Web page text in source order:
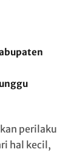
perilaku
hal kecil,